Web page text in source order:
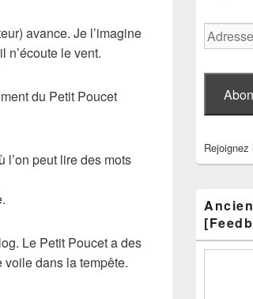
avance. Je l’imagine
le vent.
du Petit Poucet
l’on peut lire des mots
Le Petit Poucet a des
dans la tempête.
Adresse
e-